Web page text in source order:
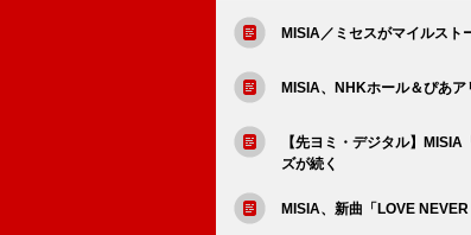
MISIA／ミセスがマイルスト
MISIA、NHKホール＆ぴあ
【先ヨミ・デジタル】
ズが続く
MISIA、新曲「LOVE